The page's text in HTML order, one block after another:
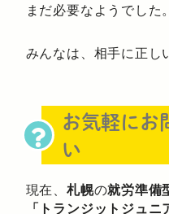
まだ必要なようでした。
みんなは、相手に正し
お気軽にお
い
現在、 札幌の就労準備
「トランジットジュニ